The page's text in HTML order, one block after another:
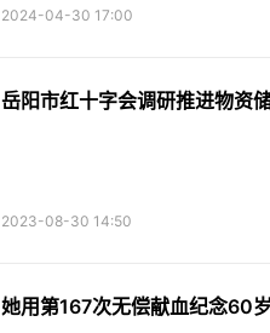
2024-04-30 17:00
岳阳市红十字会调研推进物资
2023-08-30 14:50
她用第167次无偿献血纪念60